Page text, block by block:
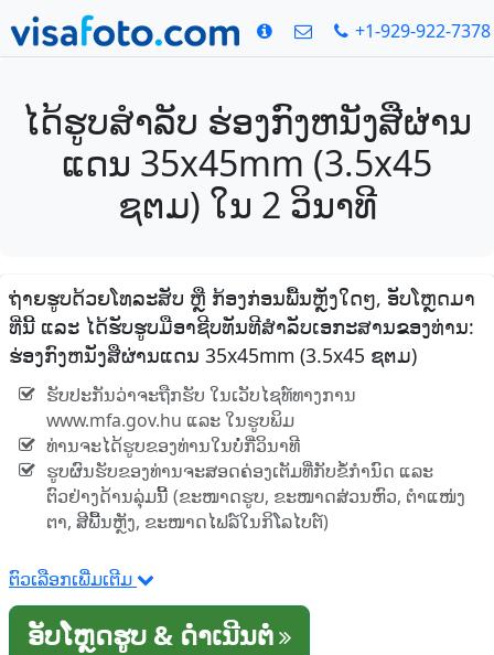
+1-929-922-7378
ໄດ້ຮູບສໍາລັບ ຮ່ອງກົງຫນັງສືຜ່ານ
ແດນ 35x45mm (3.5x45
ຊຕມ) ໃນ 2 ວິນາທີ
ຖ່າຍຮູບດ້ວຍໂທລະສັບ ຫຼື ກ້ອງກ່ອນພື້ນຫຼັງໃດໆ, ອັບໂຫຼດມາ
ທີ່ນີ້ ແລະ ໄດ້ຮັບຮູບມືອາຊີບທັນທີສໍາລັບເອກະສານຂອງທ່ານ:
ຮ່ອງກົງຫນັງສືຜ່ານແດນ 35x45mm (3.5x45 ຊຕມ)
ຮັບປະກັນວ່າຈະຖືກຮັບ ໃນເວັບໄຊທ໌ທາງການ
www.mfa.gov.hu ແລະ ໃນຮູບພິມ
ທ່ານຈະໄດ້ຮູບຂອງທ່ານໃນບໍ່ກີ່ວິນາທີ
ຮູບຜົນຮັບຂອງທ່ານຈະສອດຄ່ອງເຕັມທີ່ກັບຂໍ້ກໍານົດ ແລະ
ຕົວຢ່າງດ້ານລຸ່ມນີ້ (ຂະໜາດຮູບ, ຂະໜາດສ່ວນຫົວ, ຕໍາແໜ່ງ
ຕາ, ສີພື້ນຫຼັງ, ຂະໜາດໄຟລ໌ໃນກິໂລໄບຕ໌)
ຕົວເລືອກເພີ່ມເຕີມ
ອັບໂຫຼດຮູບ & ດໍາເນີນຕໍ່